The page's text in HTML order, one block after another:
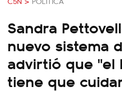
Sandra
nuevo sistema
advirtió que "el
tiene que